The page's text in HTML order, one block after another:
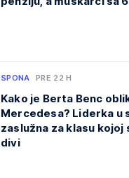
SPONA PRE 22 H
Kako je Berta Benc
Mercedesa? Liderka u
zaslužna za klasu kojoj
divi